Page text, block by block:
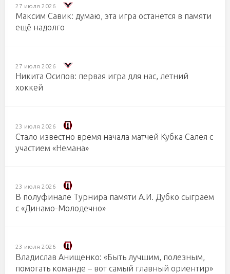
27 июля 2026
Максим Савик: думаю, эта игра останется в памяти
ещё надолго
27 июля 2026
Никита Осипов: первая игра для нас, летний
хоккей
23 июля 2026
Стало известно время начала матчей Кубка Салея с
участием «Немана»
23 июля 2026
В полуфинале Турнира памяти А.И. Дубко сыграем
с «Динамо-Молодечно»
23 июля 2026
Владислав Анищенко: «Быть лучшим, полезным,
помогать команде – вот самый главный ориентир»